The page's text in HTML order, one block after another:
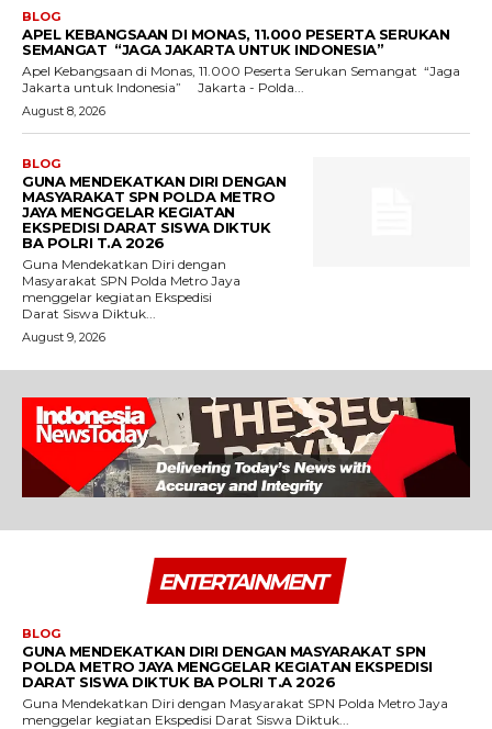
BLOG
APEL KEBANGSAAN DI MONAS, 11.000 PESERTA SERUKAN
SEMANGAT “JAGA JAKARTA UNTUK INDONESIA”
Apel Kebangsaan di Monas, 11.000 Peserta Serukan Semangat “Jaga
Jakarta untuk Indonesia” Jakarta - Polda...
August 8, 2026
BLOG
GUNA MENDEKATKAN DIRI DENGAN
MASYARAKAT SPN POLDA METRO
JAYA MENGGELAR KEGIATAN
EKSPEDISI DARAT SISWA DIKTUK
BA POLRI T.A 2026
Guna Mendekatkan Diri dengan
Masyarakat SPN Polda Metro Jaya
menggelar kegiatan Ekspedisi
Darat Siswa Diktuk...
August 9, 2026
ENTERTAINMENT
BLOG
GUNA MENDEKATKAN DIRI DENGAN MASYARAKAT SPN
POLDA METRO JAYA MENGGELAR KEGIATAN EKSPEDISI
DARAT SISWA DIKTUK BA POLRI T.A 2026
Guna Mendekatkan Diri dengan Masyarakat SPN Polda Metro Jaya
menggelar kegiatan Ekspedisi Darat Siswa Diktuk...